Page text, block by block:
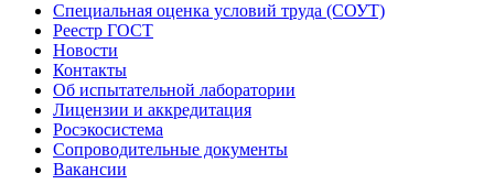
Специальная оценка условий труда (СОУТ)
Реестр ГОСТ
Новости
Контакты
Об испытательной лаборатории
Лицензии и аккредитация
Росэкосистема
Сопроводительные документы
Вакансии